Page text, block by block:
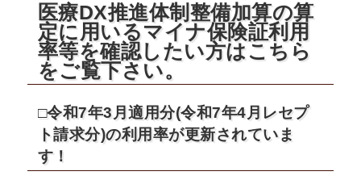
医療DX推進体制整備加算の算
定に用いるマイナ保険証利用
率等を確認したい方はこちら
をご覧下さい。
□令和7年3月適用分(令和7年4月レセプ
ト請求分)の利用率が更新されていま
す！